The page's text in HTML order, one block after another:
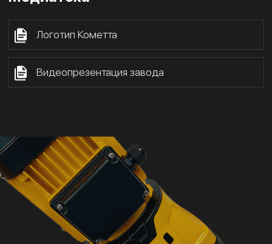
Логотип Кометта
Видеопрезентация завода